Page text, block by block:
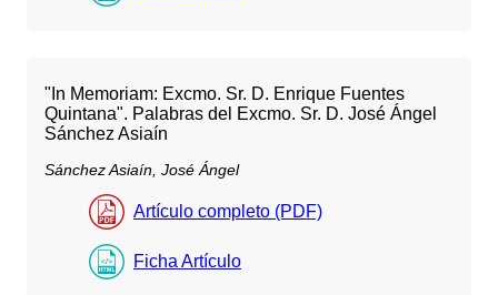
"In Memoriam: Excmo. Sr. D. Enrique Fuentes
Quintana". Palabras del Excmo. Sr. D. José Ángel
Sánchez Asiaín
Sánchez Asiaín, José Ángel
Artículo completo (PDF)
Ficha Artículo